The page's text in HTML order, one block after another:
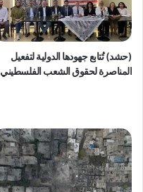
(حشد) تُتابع جهودها الدولية لتفعيل
المناصرة لحقوق الشعب الفلسطيني